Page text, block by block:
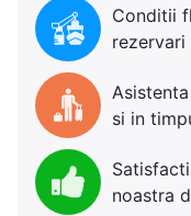
Conditii
rezervari
si in
noastra